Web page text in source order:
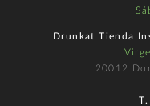
Drunkat Tienda
20012
T.